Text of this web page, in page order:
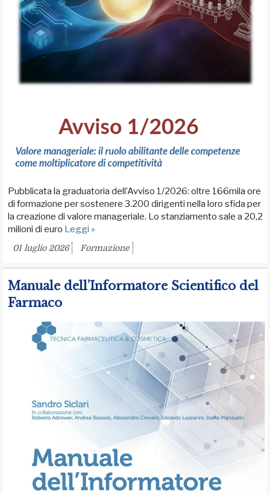
Pubblicata la graduatoria dell’Avviso 1/2026: oltre 166mila ore
di formazione per sostenere 3.200 dirigenti nella loro sfida per
la creazione di valore manageriale. Lo stanziamento sale a 20,2
milioni di euro Leggi »
01 luglio 2026 Formazione
Manuale dell’Informatore Scientifico del
Farmaco